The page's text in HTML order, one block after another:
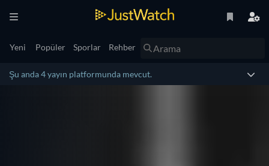
Yeni Popüler Sporlar Rehber
Şu anda 4 yayın platformunda mevcut.